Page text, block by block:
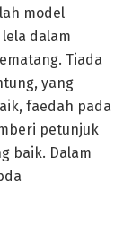
model
dalam
Tiada
yang
faedah pada
petunjuk
baik. Dalam